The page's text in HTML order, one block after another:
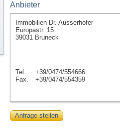
Anbieter
Immobilien Dr. Ausserhofer
Europastr. 15
39031 Bruneck
Tel.
+39/0474/554666
Fax.
+39/0474/554359
Anfrage stellen